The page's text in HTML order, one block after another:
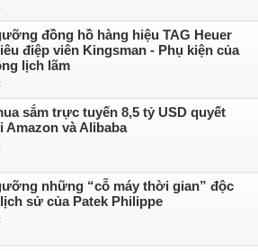
đồng hồ hàng hiệu TAG Heuer
điệp viên Kingsman - Phụ kiện của
lịch lãm
sắm trực tuyến 8,5 tỷ USD quyết
Amazon và Alibaba
những “cỗ máy thời gian” độc
sử của Patek Philippe